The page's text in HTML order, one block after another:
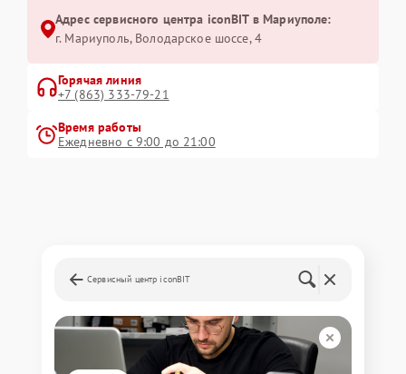
Адрес сервисного центра iconBIT в Мариуполе:
г. Мариуполь, Володарское шоссе, 4
Горячая линия
+7 (863) 333-79-21
Время работы
Ежедневно с 9:00 до 21:00
Сервисный центр iconBIT